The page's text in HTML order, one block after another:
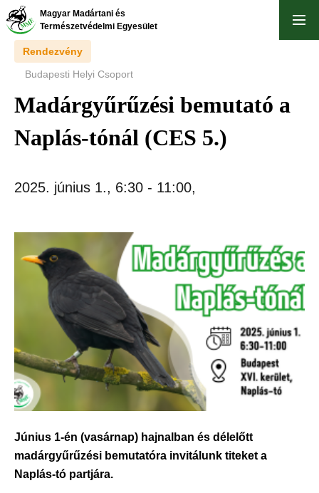
Ugrás
tartalomra
Magyar Madártani és
Természetvédelmi Egyesület
Rendezvény
Budapesti Helyi Csoport
Madárgyűrűzési bemutató a
Naplás-tónál (CES 5.)
2025. június 1., 6:30 - 11:00,
Június 1-én (vasárnap) hajnalban és délelőtt
madárgyűrűzési bemutatóra invitálunk titeket a
Naplás-tó partjára.